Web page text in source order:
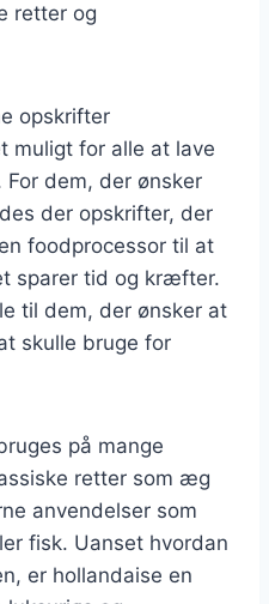
retter og
opskrifter
muligt for alle at lave
dem, der ønsker
der opskrifter, der
foodprocessor til at
sparer tid og kræfter.
til dem, der ønsker at
skulle bruge for
på mange
retter som æg
anvendelser som
fisk. Uanset hvordan
er hollandaise en